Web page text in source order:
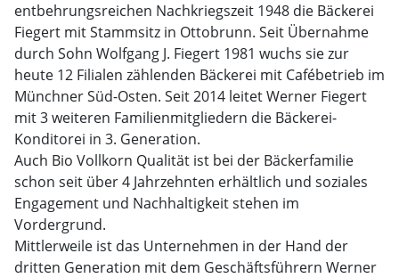
entbehrungsreichen Nachkriegszeit 1948 die Bäckerei
Fiegert mit Stammsitz in Ottobrunn. Seit Übernahme
durch Sohn Wolfgang J. Fiegert 1981 wuchs sie zur
heute 12 Filialen zählenden Bäckerei mit Cafébetrieb im
Münchner Süd-Osten. Seit 2014 leitet Werner Fiegert
mit 3 weiteren Familienmitgliedern die Bäckerei-
Konditorei in 3. Generation.
Auch Bio Vollkorn Qualität ist bei der Bäckerfamilie
schon seit über 4 Jahrzehnten erhältlich und soziales
Engagement und Nachhaltigkeit stehen im
Vordergrund.
Mittlerweile ist das Unternehmen in der Hand der
dritten Generation mit dem Geschäftsführern Werner